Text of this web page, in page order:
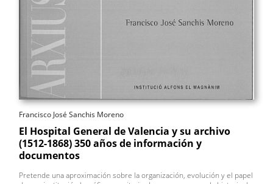
Francisco José Sanchis Moreno
El Hospital General de Valencia y su archivo
(1512-1868) 350 años de información y
documentos
Pretende una aproximación sobre la organización, evolución y el papel